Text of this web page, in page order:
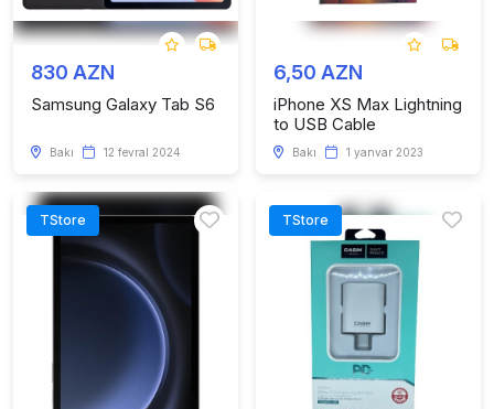
830 AZN
Samsung Galaxy Tab S6
Bakı 12 fevral 2024
6,50 AZN
iPhone XS Max Lightning
to USB Cable
Bakı 1 yanvar 2023
TStore TStore